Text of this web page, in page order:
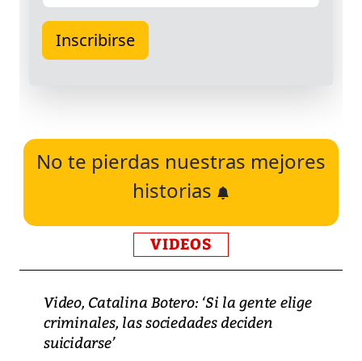
No te pierdas nuestras mejores
historias
VIDEOS
Video, Catalina Botero: ‘Si la gente elige
criminales, las sociedades deciden
suicidarse’